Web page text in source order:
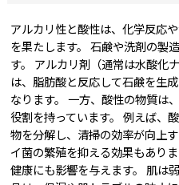
アルカリ性と酸性は、化学反応
を果たします。 石鹸や洗剤の製
す。 アルカリ剤（通常は水酸化
は、脂肪酸と反応して石鹸を生
なります。 一方、酸性の物質は
役割を持っています。 例えば、
物を分解し、清掃の効率が向上
イ菌の繁殖を抑える効果もあり
健康にも影響を与えます。 肌は